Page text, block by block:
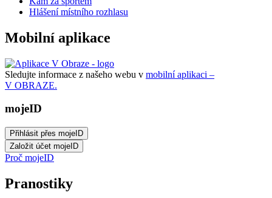
Hlášení místního rozhlasu
Mobilní aplikace
Sledujte informace z našeho webu v mobilní aplikaci –
V OBRAZE.
mojeID
Proč mojeID
Pranostiky